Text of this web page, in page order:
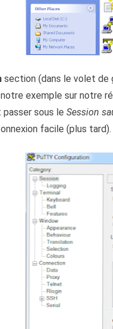
section (dans le volet de
exemple sur notre
sous le Session
facile (plus tard).